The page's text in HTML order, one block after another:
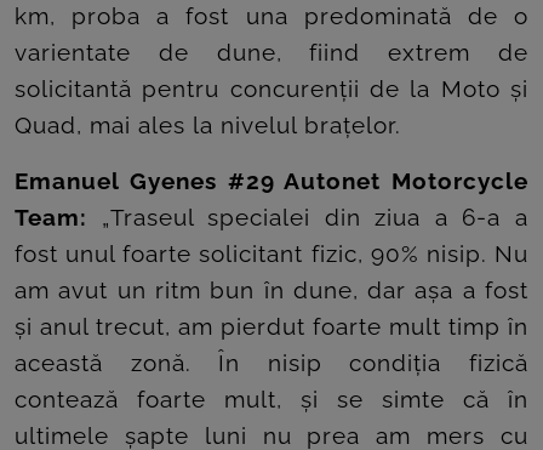
km, proba a fost una predominată de o
varientate de dune, fiind extrem de
solicitantă pentru concurenții de la Moto și
Quad, mai ales la nivelul brațelor.
Emanuel Gyenes #29 Autonet Motorcycle
Team: „Traseul specialei din ziua a 6-a a
fost unul foarte solicitant fizic, 90% nisip. Nu
am avut un ritm bun în dune, dar așa a fost
și anul trecut, am pierdut foarte mult timp în
această zonă. În nisip condiția fizică
contează foarte mult, și se simte că în
ultimele șapte luni nu prea am mers cu